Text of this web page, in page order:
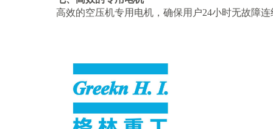
高效的空压机专用电机，确保用户24小时无故障